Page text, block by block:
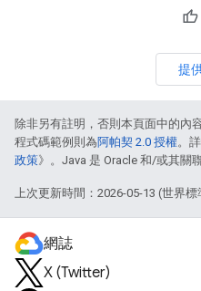
提
除非另有註明，否則本頁面中的內
程式碼範例則為阿帕契 2.0 授權。
政策》。Java 是 Oracle 和/或其關
上次更新時間：2026-05-13 (世界標
網誌
X (Twitter)